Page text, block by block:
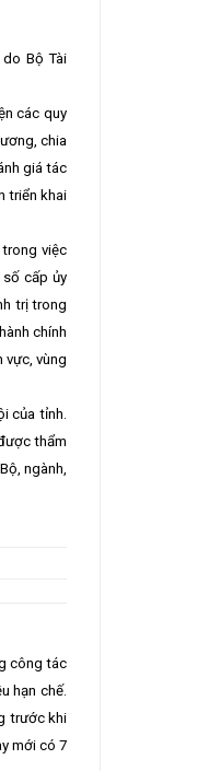
Bộ Tài
các quy
chia
giá tác
triển khai
trong việc
số cấp ủy
trị trong
chính
vực, vùng
của tỉnh.
thẩm
ngành,
công tác
hạn chế.
trước khi
mới có 7